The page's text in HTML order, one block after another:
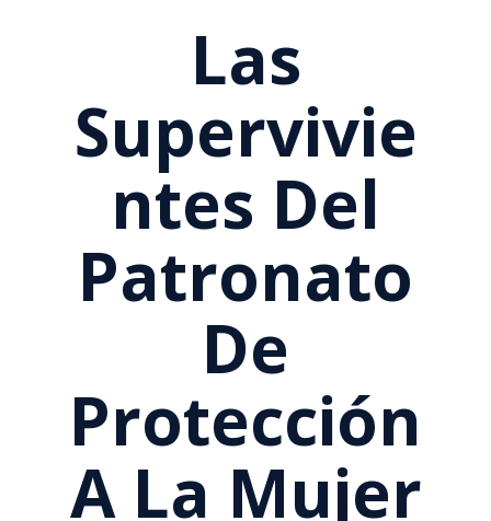
Las
Supervivie
Ntes Del
Patronato
De
Protección
A La Mujer